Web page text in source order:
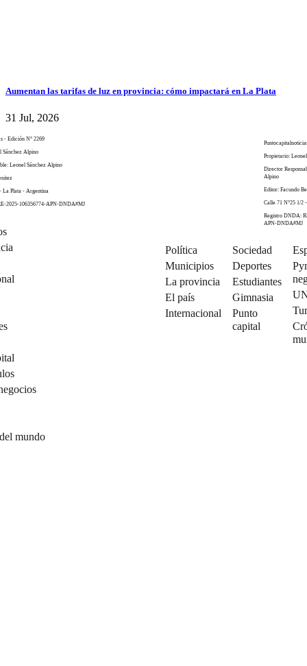
Aumentan las tarifas de luz en provincia: cómo impactará en La Plata
31 Jul, 2026
- Edición N° 2269
Sánchez Alpino
Leonel Sánchez Alpino
La Plata - Argentina
2025-106356774-APN-DNDA#MJ
mundo
Propietario:
Director
Alpino
Editor: Facundo
Calle 71 N°25 1/2
Registro DNDA:
APN-DNDA#MJ
Política
Municipios
La provincia
El país
Internacional
Sociedad
Deportes
Estudiantes
Gimnasia
Punto
capital